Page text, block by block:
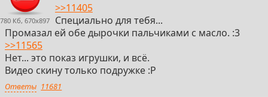
780 Кб, 670x897
>>11405
Специально для тебя...
Промазал ей обе дырочки пальчиками с масло. :3
>>11565
Нет... это показ игрушки, и всё.
Видео скину только подружке :P
Ответы 11681